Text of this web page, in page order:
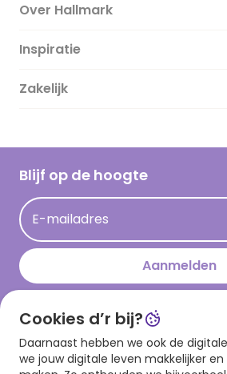
Over Hallmark
Over ons
Duurzaamheid
Hallmark Kaartclub
Acties
Persberichten
Hallmark en Kinderpostzegels
Inspiratie
Magazine
Cadeau inspiratie
Kaartinspiratie
Zakelijk
Blijf op de hoogte
E-mailadres
Aanmelden
Download onze app
Cookies d’r bij?
Daarnaast hebben we ook de
we jouw digitale leven makkelijker en